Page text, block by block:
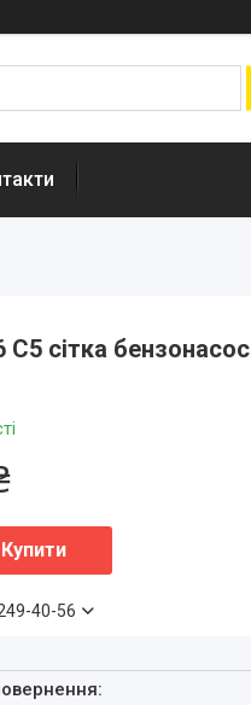
C5 сітка
Купити
40-56